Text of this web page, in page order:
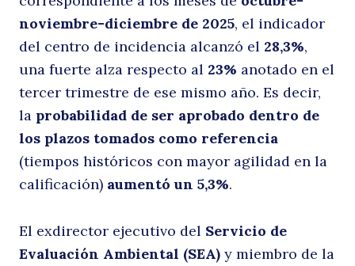
noviembre-diciembre de 2025, el indicador
del centro de incidencia alcanzó el 28,3%,
una fuerte alza respecto al 23% anotado en el
tercer trimestre de ese mismo año. Es decir,
la probabilidad de ser aprobado dentro de
los plazos tomados como referencia
(tiempos históricos con mayor agilidad en la
calificación) aumentó un 5,3%.
El exdirector ejecutivo del Servicio de
Evaluación Ambiental (SEA) y miembro de la